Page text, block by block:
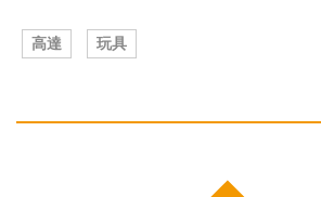
高達 玩具